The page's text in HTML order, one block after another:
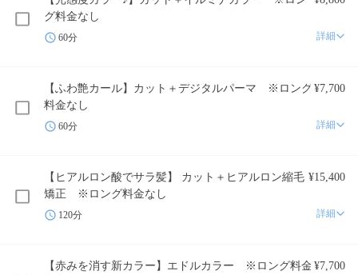
グ料金なし
60分 詳細
【ふわ艶カール】カット＋デジタルパーマ ※ロング
料金なし
¥7,700
60分 詳細
【ヒアルロン酸でサラ髪】 カット＋ヒアルロン縮毛
矯正 ※ロング料金なし
¥15,400
120分 詳細
【赤みを消す新カラー】エドルカラー ※ロング料金 ¥7,700